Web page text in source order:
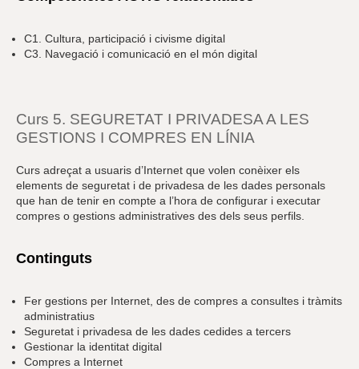
C1. Cultura, participació i civisme digital
C3. Navegació i comunicació en el món digital
Curs 5. SEGURETAT I PRIVADESA A LES
GESTIONS I COMPRES EN LÍNIA
Curs adreçat a usuaris d’Internet que volen conèixer els
elements de seguretat i de privadesa de les dades personals
que han de tenir en compte a l’hora de configurar i executar
compres o gestions administratives des dels seus perfils.
Continguts
Fer gestions per Internet, des de compres a consultes i tràmits
administratius
Seguretat i privadesa de les dades cedides a tercers
Gestionar la identitat digital
Compres a Internet